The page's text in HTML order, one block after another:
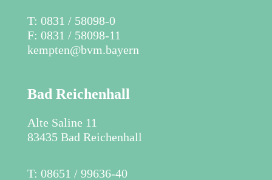
​T: 0831 / 58098-0
F: 0831 / 58098-11
kempten@bvm.bayern
Bad Reichenhall
Alte Saline 11
83435 Bad Reichenhall
​T: 08651 / 99636-40